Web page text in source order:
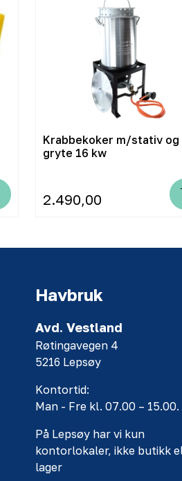
Krabbekoker m/stativ og
gryte 16 kw
2.490,00
Havbruk
Avd. Vestland
Røtingavegen 4
5216 Lepsøy
Kontortid:
Man - Fre kl. 07.00 – 15.00.
På Lepsøy har vi kun
kontorlokaler, ikke butikk
lager